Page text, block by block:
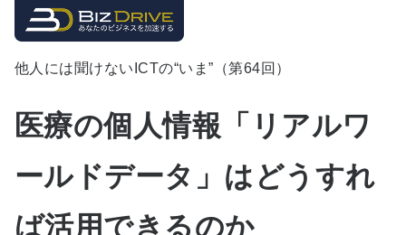
他人には聞けないICTの“いま”（第64回）
医療の個人情報「リアルワ
ールドデータ」はどうすれ
ば活用できるのか